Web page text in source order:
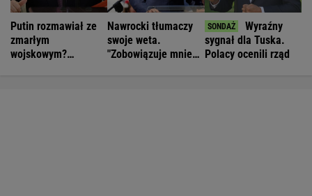
Putin rozmawiał ze
zmarłym
wojskowym?
Nawrocki tłumaczy
swoje weta.
"Zobowiązuje mnie
Wyraźny
sygnał dla Tuska.
Polacy ocenili rząd